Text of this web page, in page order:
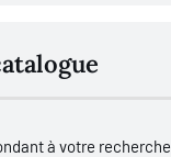
à votre recherche